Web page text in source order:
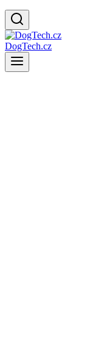
DogTech.cz